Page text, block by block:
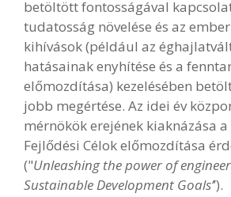
betöltött fontosságával
tudatosság növelése és az
kihívások (például az
hatásainak enyhítése és a
előmozdítása) kezelésében
jobb megértése. Az idei év
mérnökök erejének kiaknázása
Fejlődési Célok előmozdítása
("Unleashing the power of
Sustainable Development Goals’’).